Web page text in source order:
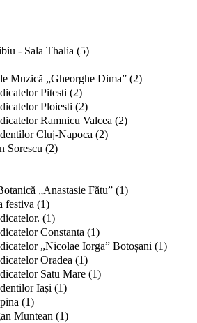
- Sala Thalia (5)
Muzică „Gheorghe Dima” (2)
Pitesti (2)
Ploiesti (2)
Ramnicu Valcea (2)
Cluj-Napoca (2)
Sorescu (2)
„Anastasie Fătu” (1)
festiva (1)
(1)
Constanta (1)
„Nicolae Iorga” Botoșani (1)
Oradea (1)
Satu Mare (1)
Iași (1)
(1)
Muntean (1)